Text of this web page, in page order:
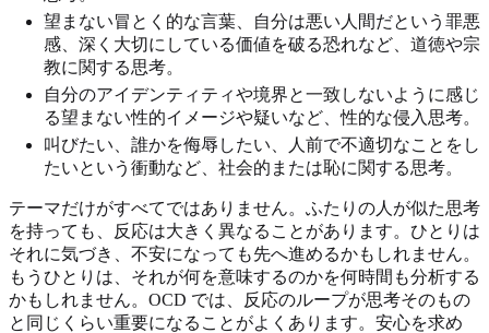
望まない冒とく的な言葉、自分は悪い人間だという罪悪
感、深く大切にしている価値を破る恐れなど、道徳や宗
教に関する思考。
自分のアイデンティティや境界と一致しないように感じ
る望まない性的イメージや疑いなど、性的な侵入思考。
叫びたい、誰かを侮辱したい、人前で不適切なことをし
たいという衝動など、社会的または恥に関する思考。
テーマだけがすべてではありません。ふたりの人が似た思考
を持っても、反応は大きく異なることがあります。ひとりは
それに気づき、不安になっても先へ進めるかもしれません。
もうひとりは、それが何を意味するのかを何時間も分析する
かもしれません。OCD では、反応のループが思考そのもの
と同じくらい重要になることがよくあります。安心を求め